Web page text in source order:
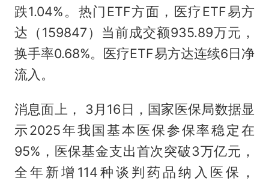
跌1.04%。热门ETF方面，医疗ETF易方
达（159847）当前成交额935.89万元，
换手率0.68%。医疗ETF易方达连续6日净
流入。
消息面上， 3月16日，国家医保局数据显
示2025年我国基本医保参保率稳定在
95%，医保基金支出首次突破3万亿元，
全年新增114种谈判药品纳入医保，